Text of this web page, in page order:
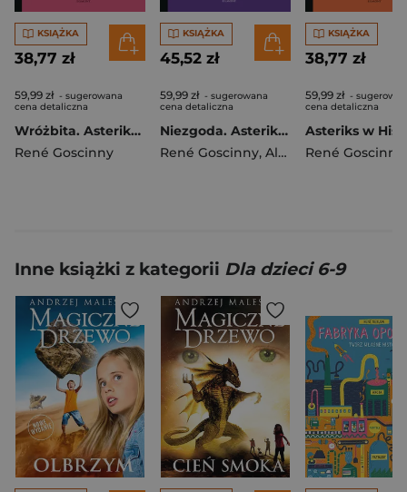
KSIĄŻKA
38,77 zł
59,99 zł - sugerowana
cena detaliczna
Wróżbita. Asteriks. Tom 19
René Goscinny
KSIĄŻKA
45,52 zł
59,99 zł - sugerowana
cena detaliczna
Niezgoda. Asteriks. Tom 15
René Goscinny, Albert Uderzo
KSIĄŻKA
38,77 zł
59,99 zł -
cena detaliczna
René Goscinny
Inne książki z kategorii Dla dzieci 6-9